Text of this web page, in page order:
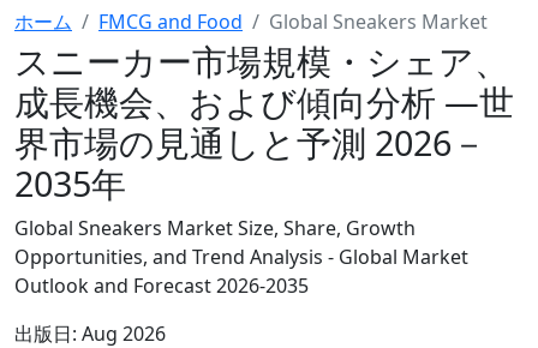
ホーム FMCG and Food Global Sneakers Market
スニーカー市場規模・シェア、
成長機会、および傾向分析 ―世
界市場の見通しと予測 2026－
2035年
Global Sneakers Market Size, Share, Growth
Opportunities, and Trend Analysis - Global Market
Outlook and Forecast 2026-2035
出版日: Aug 2026